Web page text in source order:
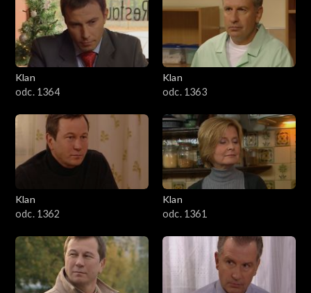
Klan
odc. 1364
Klan
odc. 1363
Klan
odc. 1362
Klan
odc. 1361